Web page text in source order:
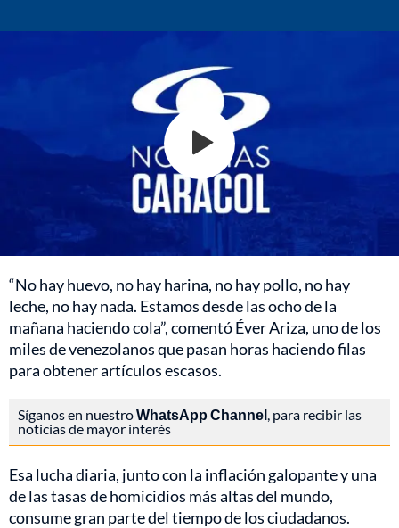
“No hay huevo, no hay harina, no hay pollo, no hay
leche, no hay nada. Estamos desde las ocho de la
mañana haciendo cola”, comentó Éver Ariza, uno de los
miles de venezolanos que pasan horas haciendo filas
para obtener artículos escasos.
Síganos en nuestroWhatsApp Channel , para recibir las
noticias de mayor interés
Esa lucha diaria, junto con la inflación galopante y una
de las tasas de homicidios más altas del mundo,
consume gran parte del tiempo de los ciudadanos.